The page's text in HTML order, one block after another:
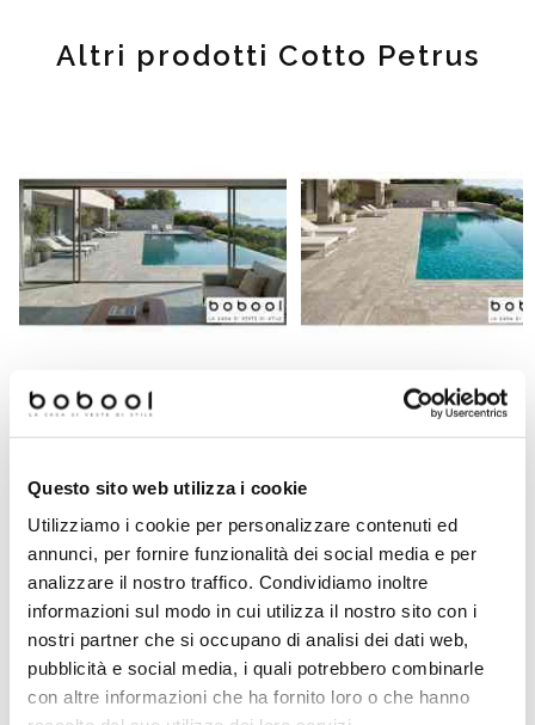
Questo sito web utilizza i cookie
Utilizziamo i cookie per personalizzare contenuti ed
annunci, per fornire funzionalità dei social media e per
analizzare il nostro traffico. Condividiamo inoltre
informazioni sul modo in cui utilizza il nostro sito con i
nostri partner che si occupano di analisi dei dati web,
pubblicità e social media, i quali potrebbero combinarle
con altre informazioni che ha fornito loro o che hanno
Altri prodotti Cotto Petrus
Mattonella da esterno - Cotto Petrus
€ 19,90/MQ € 19,90/MQ
Prodotti simili